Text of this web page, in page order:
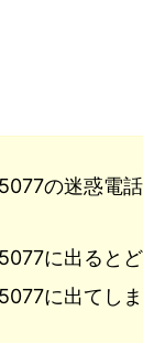
の迷惑電
に出るとど
に出てし